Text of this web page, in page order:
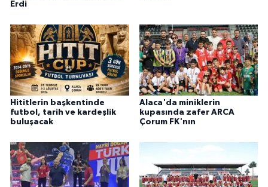
Erdi
Hititlerin başkentinde
futbol, tarih ve kardeşlik
buluşacak
Alaca'da miniklerin
kupasında zafer ARCA
Çorum FK'nın